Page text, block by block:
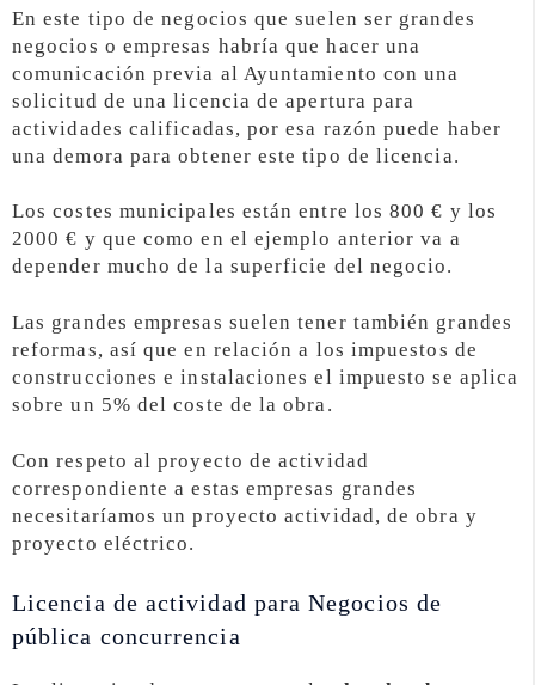
En este tipo de negocios que suelen ser grandes
negocios o empresas habría que hacer una
comunicación previa al Ayuntamiento con una
solicitud de una licencia de apertura para
actividades calificadas, por esa razón puede haber
una demora para obtener este tipo de licencia.
Los costes municipales están entre los 800 € y los
2000 € y que como en el ejemplo anterior va a
depender mucho de la superficie del negocio.
Las grandes empresas suelen tener también grandes
reformas, así que en relación a los impuestos de
construcciones e instalaciones el impuesto se aplica
sobre un 5% del coste de la obra.
Con respeto al proyecto de actividad
correspondiente a estas empresas grandes
necesitaríamos un proyecto actividad, de obra y
proyecto eléctrico.
Licencia de actividad para Negocios de
pública concurrencia